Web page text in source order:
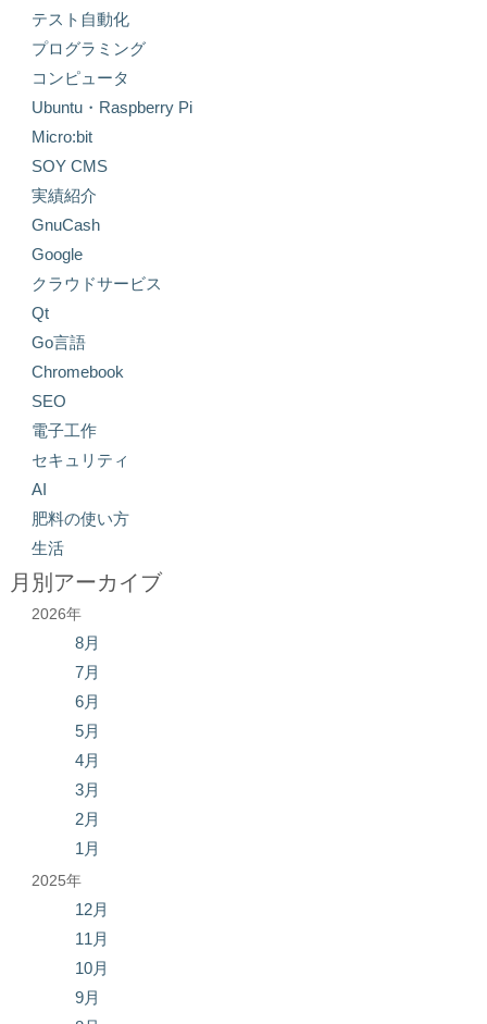
テスト自動化
プログラミング
コンピュータ
Ubuntu・Raspberry Pi
Micro:bit
SOY CMS
実績紹介
GnuCash
Google
クラウドサービス
Qt
Go言語
Chromebook
SEO
電子工作
セキュリティ
AI
肥料の使い方
生活
月別アーカイブ
2026年
8月
7月
6月
5月
4月
3月
2月
1月
2025年
12月
11月
10月
9月